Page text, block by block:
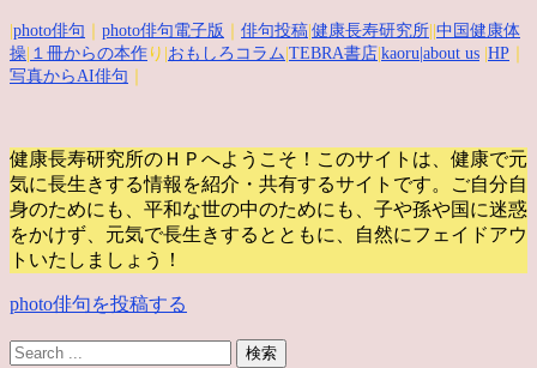
photo俳句 photo俳句電子版 俳句投稿 健康長寿研究所 中国健康体
操 １冊からの本作 り| おもしろコラム TEBRA書店 kaoru |about us HP
写真からAI俳句
健康長寿研究所のＨＰへようこそ！このサイトは、健康で元
気に長生きする情報を紹介・共有するサイトです。
ご自分自
身のためにも、平和な世の中のためにも、子や孫や国に迷惑
をかけず、元気で長生きするとともに、自然にフェイドアウ
トいたしましょう！
photo俳句を投稿する